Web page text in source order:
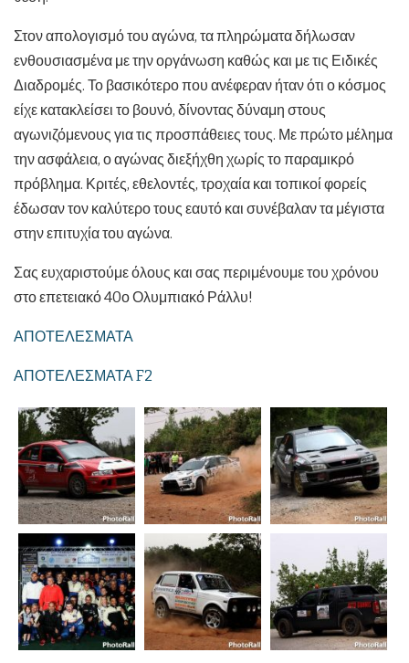
Στον απολογισμό του αγώνα, τα πληρώματα δήλωσαν
ενθουσιασμένα με την οργάνωση καθώς και με τις Ειδικές
Διαδρομές. Το βασικότερο που ανέφεραν ήταν ότι ο κόσμος
είχε κατακλείσει το βουνό, δίνοντας δύναμη στους
αγωνιζόμενους για τις προσπάθειες τους. Με πρώτο μέλημα
την ασφάλεια, ο αγώνας διεξήχθη χωρίς το παραμικρό
πρόβλημα. Κριτές, εθελοντές, τροχαία και τοπικοί φορείς
έδωσαν τον καλύτερο τους εαυτό και συνέβαλαν τα μέγιστα
στην επιτυχία του αγώνα.
Σας ευχαριστούμε όλους και σας περιμένουμε του χρόνου
στο επετειακό 40ο Ολυμπιακό Ράλλυ!
ΑΠΟΤΕΛΕΣΜΑΤΑ
ΑΠΟΤΕΛΕΣΜΑΤΑ F2